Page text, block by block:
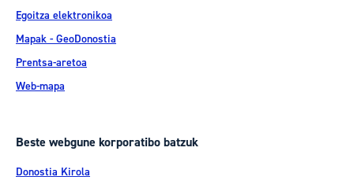
Egoitza elektronikoa
Mapak - GeoDonostia
Prentsa-aretoa
Web-mapa
Beste webgune korporatibo batzuk
Donostia Kirola